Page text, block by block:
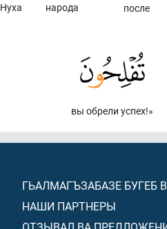
после
народа
Нуха
вы обрели успех!»
ГЬАЛМАГЪЗАБАЗЕ БУГЕБ
НАШИ ПАРТНЕРЫ